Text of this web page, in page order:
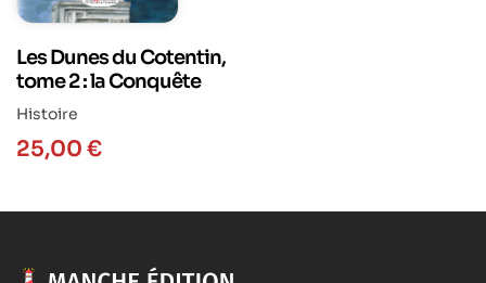
Les Dunes du Cotentin,
tome 2 : la Conquête
Histoire
25,00 €